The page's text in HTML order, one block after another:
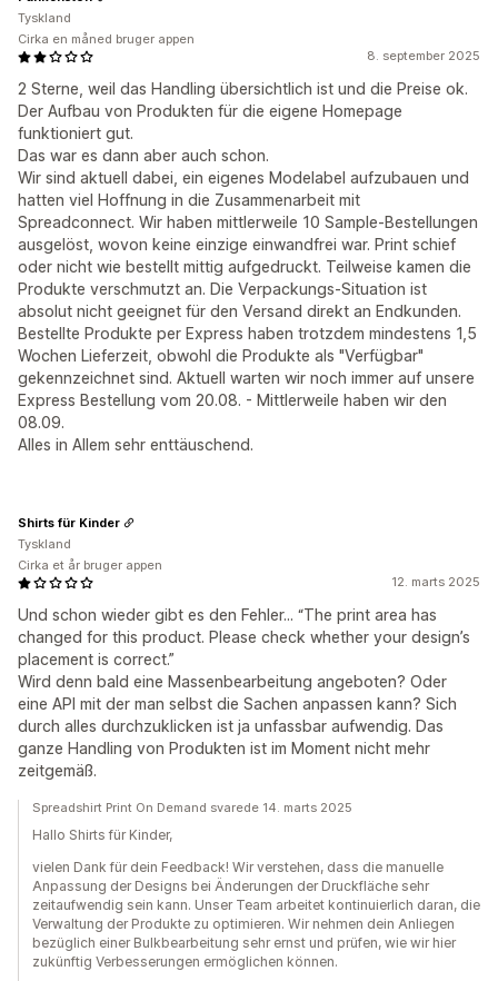
8. september 2025
2 Sterne, weil das Handling übersichtlich ist und die Preise ok.
Der Aufbau von Produkten für die eigene Homepage
funktioniert gut.
Das war es dann aber auch schon.
Wir sind aktuell dabei, ein eigenes Modelabel aufzubauen und
hatten viel Hoffnung in die Zusammenarbeit mit
Spreadconnect. Wir haben mittlerweile 10 Sample-Bestellungen
ausgelöst, wovon keine einzige einwandfrei war. Print schief
oder nicht wie bestellt mittig aufgedruckt. Teilweise kamen die
Produkte verschmutzt an. Die Verpackungs-Situation ist
absolut nicht geeignet für den Versand direkt an Endkunden.
Bestellte Produkte per Express haben trotzdem mindestens 1,5
Wochen Lieferzeit, obwohl die Produkte als "Verfügbar"
gekennzeichnet sind. Aktuell warten wir noch immer auf unsere
Express Bestellung vom 20.08. - Mittlerweile haben wir den
08.09.
Alles in Allem sehr enttäuschend.
Tyskland
Cirka en måned bruger appen
12. marts 2025
Und schon wieder gibt es den Fehler... “The print area has
changed for this product. Please check whether your design’s
placement is correct.”
Wird denn bald eine Massenbearbeitung angeboten? Oder
eine API mit der man selbst die Sachen anpassen kann? Sich
durch alles durchzuklicken ist ja unfassbar aufwendig. Das
ganze Handling von Produkten ist im Moment nicht mehr
zeitgemäß.
Shirts für Kinder
Tyskland
Cirka et år bruger appen
Spreadshirt Print On Demand svarede 14. marts 2025
Hallo Shirts für Kinder,
vielen Dank für dein Feedback! Wir verstehen, dass die manuelle
Anpassung der Designs bei Änderungen der Druckfläche sehr
zeitaufwendig sein kann. Unser Team arbeitet kontinuierlich daran, die
Verwaltung der Produkte zu optimieren. Wir nehmen dein Anliegen
bezüglich einer Bulkbearbeitung sehr ernst und prüfen, wie wir hier
zukünftig Verbesserungen ermöglichen können.